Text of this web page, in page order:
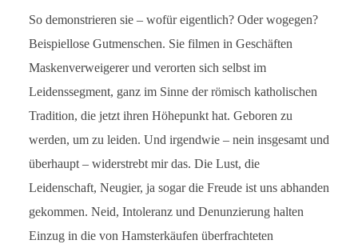
So demonstrieren sie – wofür eigentlich? Oder wogegen?
Beispiellose Gutmenschen. Sie filmen in Geschäften
Maskenverweigerer und verorten sich selbst im
Leidenssegment, ganz im Sinne der römisch katholischen
Tradition, die jetzt ihren Höhepunkt hat. Geboren zu
werden, um zu leiden. Und irgendwie – nein insgesamt und
überhaupt – widerstrebt mir das. Die Lust, die
Leidenschaft, Neugier, ja sogar die Freude ist uns abhanden
gekommen. Neid, Intoleranz und Denunzierung halten
Einzug in die von Hamsterkäufen überfrachteten